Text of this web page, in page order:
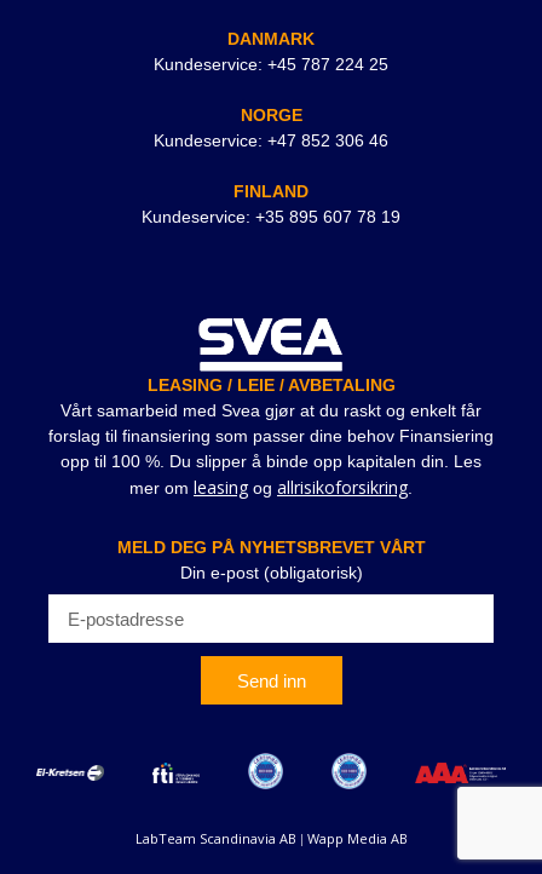
DANMARK
Kundeservice: +45 787 224 25
NORGE
Kundeservice: +47 852 306 46
FINLAND
Kundeservice: +35 895 607 78 19
LEASING / LEIE / AVBETALING
Vårt samarbeid med Svea gjør at du raskt og enkelt får
forslag til finansiering som passer dine behov Finansiering
opp til 100 %. Du slipper å binde opp kapitalen din. Les
mer om leasingog allrisikoforsikring.
MELD DEG PÅ NYHETSBREVET VÅRT
Din e-post (obligatorisk)
Send inn
LabTeam Scandinavia AB | Wapp Media AB